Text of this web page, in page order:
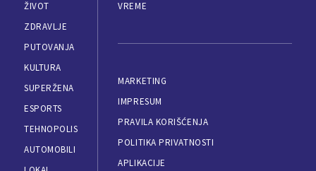
ŽIVOT
ZDRAVLJE
PUTOVANJA
KULTURA
SUPERŽENA
ESPORTS
TEHNOPOLIS
AUTOMOBILI
VREME
MARKETING
IMPRESUM
PRAVILA KORIŠĆENJA
POLITIKA PRIVATNOSTI
APLIKACIJE